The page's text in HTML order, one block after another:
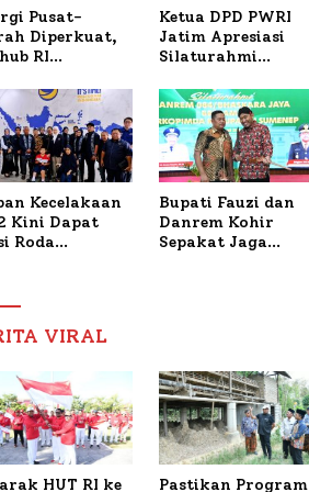
Pusat-
Diperkuat,
RI
Bahas
KM
Sentosa II
Ketua DPD PWRI
Jatim Apresiasi
Silaturahmi
dan PWRI, Sebut
Kemitraan Ideal
Polri-Pers
Kecelakaan
Kini Dapat
Roda
Nabil
Bupati Fauzi dan
Danrem Kohir
Sepakat Jaga
VIRAL
HUT RI ke
Pastikan Program